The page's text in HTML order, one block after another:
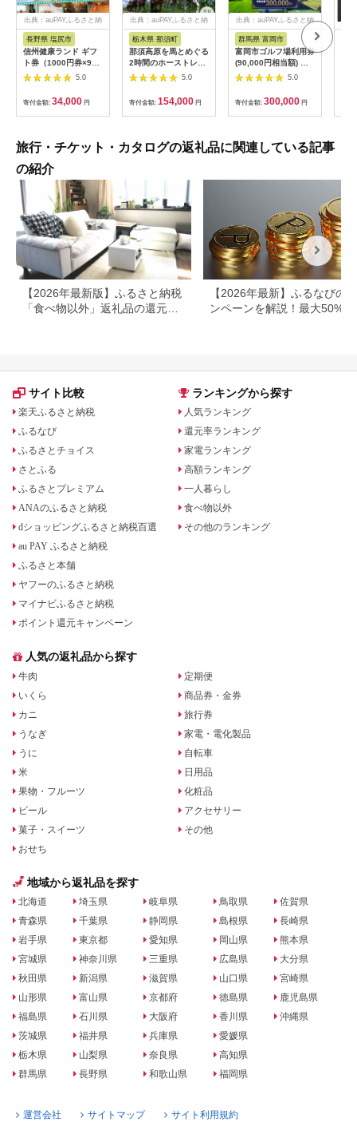
出典：auPAYふるさと納
税
長野県 塩尻市
信州健康ランド ギフ
ト券（1000円券×9
枚） | 信州健康ランド
サウナ 大浴場 ボディ
ケア リラクゼーショ
ン 施設 宿泊 家族連れ
長野県 塩尻市
5.0
寄付金額: 34,000 円
出典：auPAYふるさと納
税
栃木県 那須町
那須高原を馬とめぐる
2時間のホーストレッ
キング 外乗ペア利用
券【平日限定】チケッ
ト 利用券 ペア 体験
乗馬 初心者歓迎〔P-
100〕
5.0
寄付金額: 154,000 円
出典：auPAYふるさと納
群馬県 富岡市
富岡市ゴルフ場利用券
(90,000円相当額) ゴ
ルフ チケット 平日 土
日 祝日 プレー券 関東
群馬県 首都圏 F20E-
350
5.0
寄付金額: 300,000 円
旅行・チケット・カタログの返礼品に関連している記事
の紹介
【2026年最新版】ふるさと納税
「食べ物以外」返礼品の還元率
【2026年最新】ふるなびの
ンペーンを解説！最大50%還
サイト比較
楽天ふるさと納税
ふるなび
ふるさとチョイス
さとふる
ふるさとプレミアム
ANAのふるさと納税
dショッピングふるさと納税百選
au PAY ふるさと納税
ふるさと本舗
ヤフーのふるさと納税
マイナビふるさと納税
ポイント還元キャンペーン
ランキングから探す
人気ランキング
還元率ランキング
家電ランキング
高額ランキング
一人暮らし
食べ物以外
その他のランキング
人気の返礼品から探す
牛肉
いくら
カニ
うなぎ
うに
米
果物・フルーツ
ビール
菓子・スイーツ
おせち
定期便
商品券・金券
旅行券
家電・電化製品
自転車
日用品
化粧品
アクセサリー
その他
地域から返礼品を探す
北海道
青森県
岩手県
宮城県
秋田県
山形県
福島県
茨城県
栃木県
群馬県
埼玉県
千葉県
東京都
神奈川県
新潟県
富山県
石川県
福井県
山梨県
長野県
岐阜県
静岡県
愛知県
三重県
滋賀県
京都府
大阪府
兵庫県
奈良県
和歌山県
鳥取県
島根県
岡山県
広島県
山口県
徳島県
香川県
愛媛県
高知県
福岡県
佐賀県
長崎県
熊本県
大分県
宮崎県
鹿児島県
沖縄県
運営会社 サイトマップ サイト利用規約